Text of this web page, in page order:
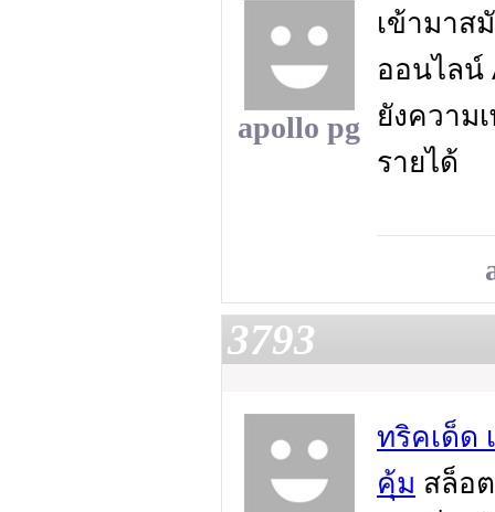
apollo pg
เข้ามาส
ออนไลน์
ยังความ
รายได้
3793
ทริคเด็ด
คุ้ม สล็อ